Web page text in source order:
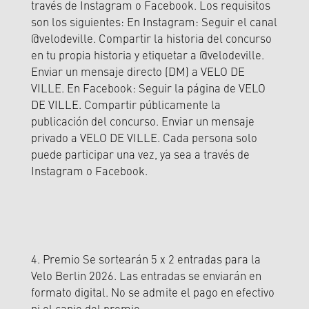
través de Instagram o Facebook. Los requisitos
son los siguientes: En Instagram: Seguir el canal
@velodeville. Compartir la historia del concurso
en tu propia historia y etiquetar a @velodeville.
Enviar un mensaje directo (DM) a VELO DE
VILLE. En Facebook: Seguir la página de VELO
DE VILLE. Compartir públicamente la
publicación del concurso. Enviar un mensaje
privado a VELO DE VILLE. Cada persona solo
puede participar una vez, ya sea a través de
Instagram o Facebook.
4. Premio Se sortearán 5 x 2 entradas para la
Velo Berlin 2026. Las entradas se enviarán en
formato digital. No se admite el pago en efectivo